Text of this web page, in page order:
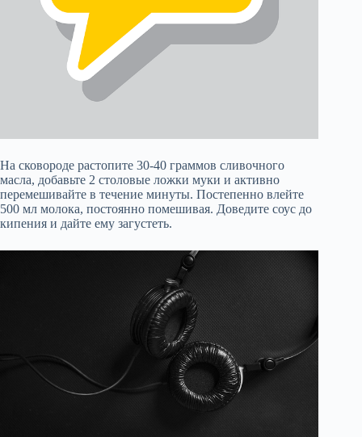
На сковороде растопите 30-40 граммов сливочного
масла, добавьте 2 столовые ложки муки и активно
перемешивайте в течение минуты. Постепенно влейте
500 мл молока, постоянно помешивая. Доведите соус до
кипения и дайте ему загустеть.